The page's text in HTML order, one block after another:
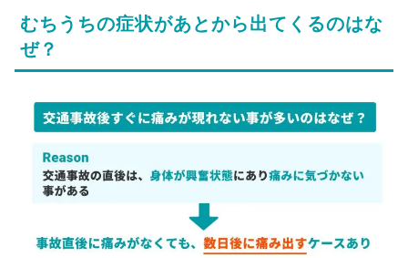
むちうちの症状があとから出てくるのはな
ぜ？